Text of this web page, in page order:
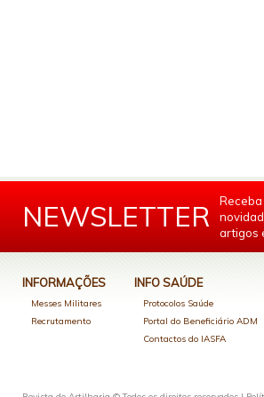
NEWSLETTER
artigos
INFORMAÇÕES
Messes Militares
Recrutamento
INFO SAÚDE
Protocolos Saúde
Portal do Beneficiário ADM
Contactos do IASFA